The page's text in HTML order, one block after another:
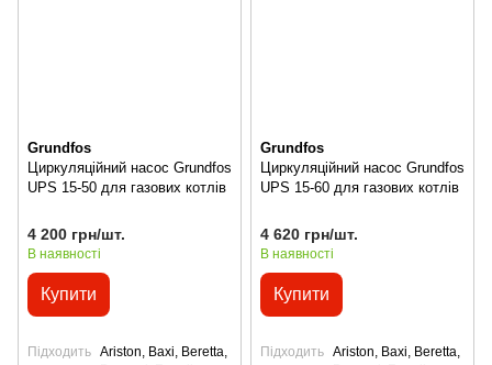
Grundfos
Циркуляційний насос Grundfos
UPS 15-50 для газових котлів
4 200 грн/шт.
В наявності
Купити
Підходить Ariston, Baxi, Beretta,
Grundfos
Циркуляційний насос Grundfos
UPS 15-60 для газових котлів
4 620 грн/шт.
В наявності
Купити
Підходить Ariston, Baxi, Beretta,